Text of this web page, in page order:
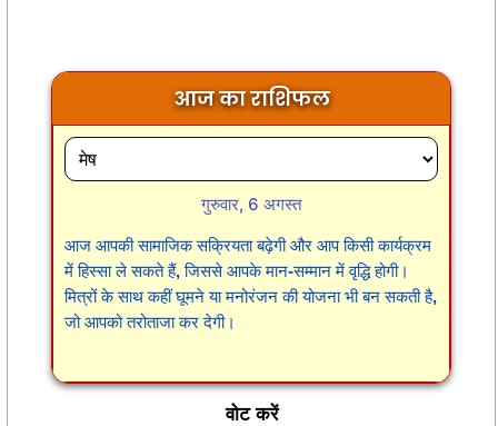
आज का राशिफल
गुरुवार, 6 अगस्त
आज आपकी सामाजिक सक्रियता बढ़ेगी और आप किसी कार्यक्रम
में हिस्सा ले सकते हैं, जिससे आपके मान-सम्मान में वृद्धि होगी।
मित्रों के साथ कहीं घूमने या मनोरंजन की योजना भी बन सकती है,
जो आपको तरोताजा कर देगी।
वोट करें